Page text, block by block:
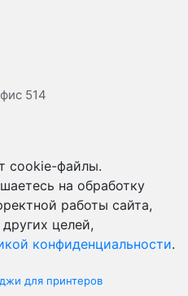
514
cookie-файлы.
на обработку
работы сайта,
целей,
конфиденциальности.
для принтеров